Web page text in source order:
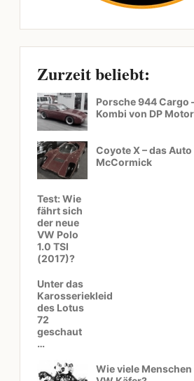
Zurzeit beliebt:
Porsche 944 Cargo
Kombi von DP
Coyote X – das
McCormick
Test: Wie
fährt sich
der neue
VW Polo
1.0 TSI
(2017)?
Unter das
Karosseriekleid
des Lotus
72
geschaut
…
Wie viele